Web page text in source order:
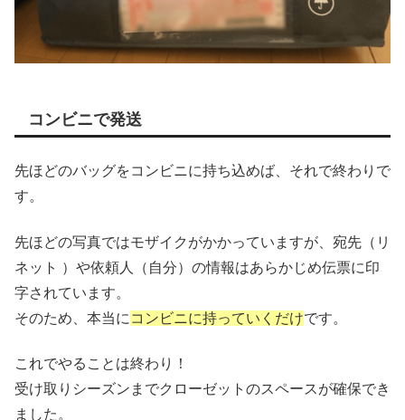
コンビニで発送
先ほどのバッグをコンビニに持ち込めば、それで終わりで
す。
先ほどの写真ではモザイクがかかっていますが、宛先（リ
ネット ）や依頼人（自分）の情報はあらかじめ伝票に印
字されています。
そのため、本当に コンビニに持っていくだけです。
これでやることは終わり！
受け取りシーズンまでクローゼットのスペースが確保でき
ました。